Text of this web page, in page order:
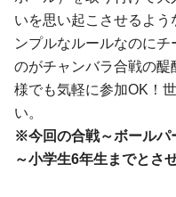
いを思い起こさせるよ
ンプルなルールなのに
のがチャンバラ合戦の醍
様でも気軽に参加OK！
い。
※今回の合戦～ボールパ
～小学生6年生までとさ